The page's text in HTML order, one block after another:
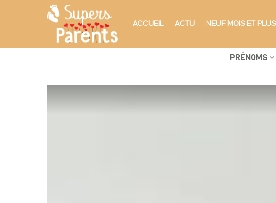
ACCUEIL ACTU NEUF MOIS ET PLUS
PRÉNOMS